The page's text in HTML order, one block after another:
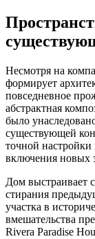
Несмотря на
формирует
повседневное
абстрактная
было
существующей
точной
включения новых
Дом выстраивает
стирания
участка в
вмешательства
Rivera Paradise